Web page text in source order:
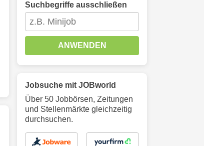
Suchbegriffe ausschließen
ANWENDEN
Jobsuche mit JOBworld
Über 50 Jobbörsen, Zeitungen
und Stellenmärkte gleichzeitig
durchsuchen.